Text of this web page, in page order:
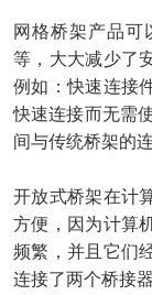
网格桥架产品可
等，大大减少了
例如：快速连接
快速连接而无需
间与传统桥架的
开放式桥架在计
方便，因为计算
频繁，并且它们
连接了两个桥接